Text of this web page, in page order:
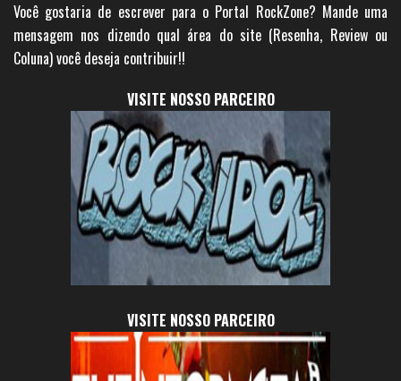
Você gostaria de escrever para o Portal RockZone? Mande uma
mensagem nos dizendo qual área do site (Resenha, Review ou
Coluna) você deseja contribuir!!
VISITE NOSSO PARCEIRO
VISITE NOSSO PARCEIRO